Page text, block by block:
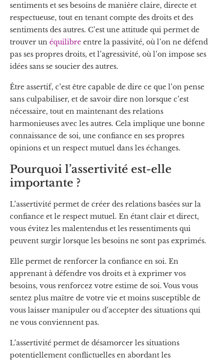
sentiments et ses besoins de manière claire, directe et
respectueuse, tout en tenant compte des droits et des
sentiments des autres. C’est une attitude qui permet de
trouver un équilibre entre la passivité, où l’on ne défend
pas ses propres droits, et l’agressivité, où l’on impose ses
idées sans se soucier des autres.
Être assertif, c’est être capable de dire ce que l’on pense
sans culpabiliser, et de savoir dire non lorsque c’est
nécessaire, tout en maintenant des relations
harmonieuses avec les autres. Cela implique une bonne
connaissance de soi, une confiance en ses propres
opinions et un respect mutuel dans les échanges.
Pourquoi l’assertivité est-elle
importante ?
L’assertivité permet de créer des relations basées sur la
confiance et le respect mutuel. En étant clair et direct,
vous évitez les malentendus et les ressentiments qui
peuvent surgir lorsque les besoins ne sont pas exprimés.
Elle permet de renforcer la confiance en soi. En
apprenant à défendre vos droits et à exprimer vos
besoins, vous renforcez votre estime de soi. Vous vous
sentez plus maître de votre vie et moins susceptible de
vous laisser manipuler ou d’accepter des situations qui
ne vous conviennent pas.
L’assertivité permet de désamorcer les situations
potentiellement conflictuelles en abordant les